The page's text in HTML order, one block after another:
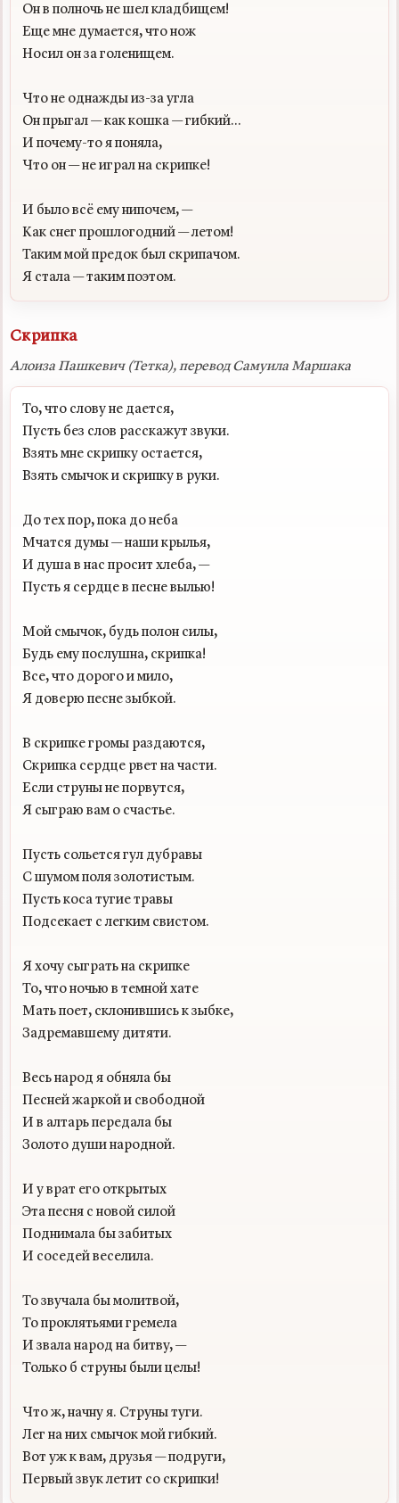
Он в полночь не шел кладбищем!
Еще мне думается, что нож
Носил он за голенищем.
Что не однажды из-за угла
Он прыгал — как кошка — гибкий...
И почему-то я поняла,
Что он — не играл на скрипке!
И было всё ему нипочем, —
Как снег прошлогодний — летом!
Таким мой предок был скрипачом.
Скрипка
Алоиза Пашкевич (Тетка), перевод Самуила Маршака
То, что слову не дается,
Пусть без слов расскажут звуки.
Взять мне скрипку остается,
Взять смычок и скрипку в руки.
До тех пор, пока до неба
Мчатся думы — наши крылья,
И душа в нас просит хлеба, —
Пусть я сердце в песне вылью!
Мой смычок, будь полон силы,
Будь ему послушна, скрипка!
Все, что дорого и мило,
Я доверю песне зыбкой.
В скрипке громы раздаются,
Скрипка сердце рвет на части.
Если струны не порвутся,
Я сыграю вам о счастье.
Пусть сольется гул дубравы
С шумом поля золотистым.
Пусть коса тугие травы
Подсекает с легким свистом.
Я хочу сыграть на скрипке
То, что ночью в темной хате
Мать поет, склонившись к зыбке,
Задремавшему дитяти.
Весь народ я обняла бы
Песней жаркой и свободной
И в алтарь передала бы
Золото души народной.
И у врат его открытых
Эта песня с новой силой
Поднимала бы забитых
И соседей веселила.
То звучала бы молитвой,
То проклятьями гремела
И звала народ на битву, —
Только б струны были целы!
Что ж, начну я. Струны туги.
Лег на них смычок мой гибкий.
Вот уж к вам, друзья — подруги,